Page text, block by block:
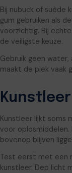
Bij nubuck of suède
gum gebruiken als
voorzichtig. Bij
de veiligste keuze.
Gebruik geen
maakt de plek vaak
Kunstleer lijkt soms
voor
bovenop blijven
Test eerst met een
kunstleer. Dep licht